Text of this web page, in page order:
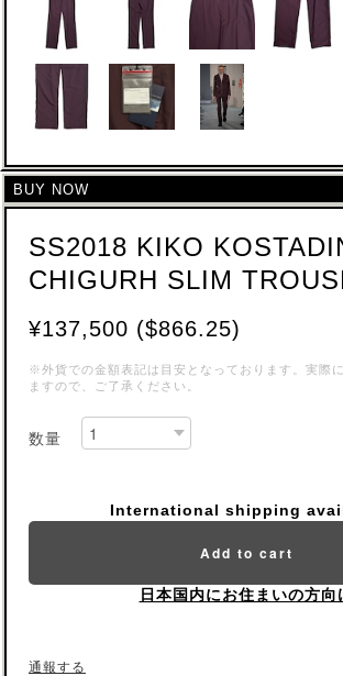
BUY NOW
SS2018 KIKO
CHIGURH SLIM
¥137,500 ($866.25)
※外貨での金額表記は目安となっております。実際
ますので、ご了承ください。
数量
International shipping
Add to cart
日本国内にお住まいの方向
通報する